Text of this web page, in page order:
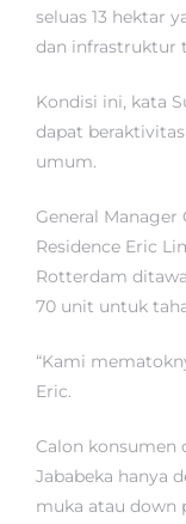
seluas 13 hektar
dan infrastruktur
Kondisi ini, kata
dapat
umum.
General Manager
Residence Eric
Rotterdam
70 unit untuk
“Kami
Eric.
Calon
Jababeka hanya
muka atau down